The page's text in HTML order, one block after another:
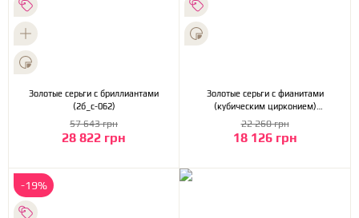
Золотые серьги с бриллиантами
(2б_с-062)
28 822 грн
57 643 грн
Золотые серьги с фианитами
(кубическим цирконием)
(1б_с-062)
18 126 грн
22 260 грн
-19%